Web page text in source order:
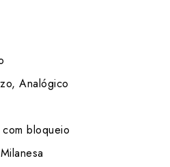
Analógico
bloqueio